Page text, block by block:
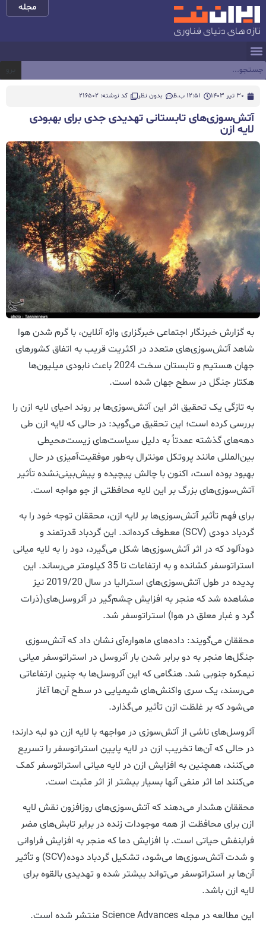
مجله
30 تیر 1403 12:51 ب.ظ بدون نظر کد نوشته: 216502
آتش‌سوزی‌های تابستانی تهدیدی جدی برای بهبودی
لایه ازن
به گزارش خبرنگار اجتماعی خبرگزاری واژه آنلاین، با گرم شدن هوا
شاهد آتش‌سوزی‌های متعدد در اکثریت قریب به اتفاق کشورهای
جهان هستیم و تابستان سخت 2024 باعث نابودی میلیون‌ها
هکتار جنگل در سطح جهان شده است.
به تازگی یک تحقیق اثر این آتش‌سوزی‌ها بر روند احیای لایه ازن را
بررسی کرده است؛ این تحقیق می‌گوید: در حالی که لایه ازن طی
دهه‌های گذشته عمدتاً به دلیل سیاست‌های زیست‌محیطی
بین‌المللی مانند پروتکل مونترال به‌طور موفقیت‌آمیزی در حال
بهبود بوده است، اکنون با چالش پیچیده و پیش‌بینی‌نشده تأثیر
آتش‌سوزی‌های بزرگ بر این لایه محافظتی از جو مواجه است.
برای فهم تأثیر آتش‌سوزی‌ها بر لایه ازن، محققان توجه خود را به
گردباد دودی (SCV) معطوف کرده‌اند. این گردباد قدرتمند و
دودآلود که در اثر آتش‌سوزی‌ها شکل می‌گیرد، دود را به لایه میانی
استراتوسفر کشانده و به ارتفاعات تا 35 کیلومتر می‌رساند. این
پدیده در طول آتش‌سوزی‌های استرالیا در سال 2019/20 نیز
مشاهده شد که منجر به افزایش چشم‌گیر در آئروسل‌های(ذرات
گرد و غبار معلق در هوا) استراتوسفر شد.
محققان می‌گویند: داده‌های ماهواره‌آی نشان داد که آتش‌سوزی
جنگل‌ها منجر به دو برابر شدن بار آئروسل در استراتوسفر میانی
نیمکره جنوبی شد. هنگامی که این آئروسل‌ها به چنین ارتفاعاتی
می‌رسند، یک سری واکنش‌های شیمیایی در سطح آن‌ها آغاز
می‌شود که بر غلظت ازن تأثیر می‌گذارد.
آئروسل‌های ناشی از آتش‌سوزی در مواجهه با لایه ازن دو لبه دارند؛
در حالی که آن‌ها تخریب ازن در لایه پایین استراتوسفر را تسریع
می‌کنند، همچنین به افزایش ازن در لایه میانی استراتوسفر کمک
می‌کنند اما اثر منفی آنها بسیار بیشتر از اثر مثبت است.
محققان هشدار می‌دهند که آتش‌سوزی‌های روزافزون نقش لایه
ازن برای محافظت از همه موجودات زنده در برابر تابش‌های مضر
فرابنفش حیاتی است. با افزایش دما که منجر به افزایش فراوانی
و شدت آتش‌سوزی‌ها می‌شود، تشکیل گردباد دوده(SCV‌) و تأثیر
آن‌ها بر استراتوسفر می‌تواند بیشتر شده و تهدیدی بالقوه برای
لایه ازن باشد.
این مطالعه در مجله Science Advances منتشر شده است.